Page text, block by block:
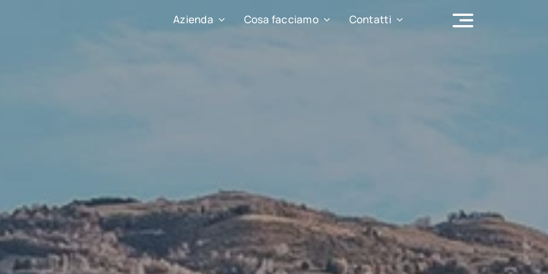
Azienda Cosa facciamo Contatti